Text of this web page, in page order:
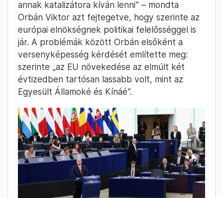
annak katalizátora kíván lenni” – mondta
Orbán Viktor azt fejtegetve, hogy szerinte az
európai elnökségnek politikai felelősséggel is
jár. A problémák között Orbán elsőként a
versenyképesség kérdését említette meg:
szerinte „az EU növekedése az elmúlt két
évtizedben tartósan lassabb volt, mint az
Egyesült Államoké és Kínáé”.